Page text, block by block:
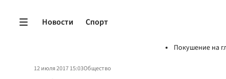
Новости Спорт
Покушение на
12 июля 2017 15:03Общество